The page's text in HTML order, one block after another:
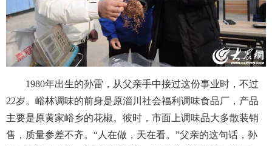
1980年出生的孙雷，从父亲手中接过这份事业时，不过
22岁。峪林调味的前身是原淄川社会福利调味食品厂，产品
主要是原黄家峪乡的花椒。彼时，市面上调味品大多散装销
售，质量参差不齐。“人在做，天在看。”父亲的这句话，孙